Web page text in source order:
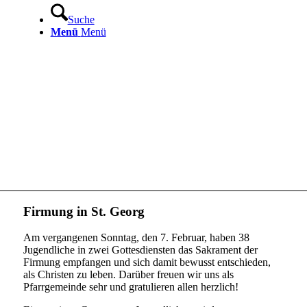
Suche
Menü Menü
Firmung in St. Georg
Am vergangenen Sonntag, den 7. Februar, haben 38
Jugendliche in zwei Gottesdiensten das Sakrament der
Firmung empfangen und sich damit bewusst entschieden,
als Christen zu leben. Darüber freuen wir uns als
Pfarrgemeinde sehr und gratulieren allen herzlich!